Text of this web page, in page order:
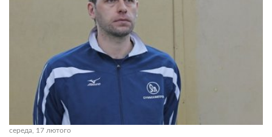
середа, 17 лютого